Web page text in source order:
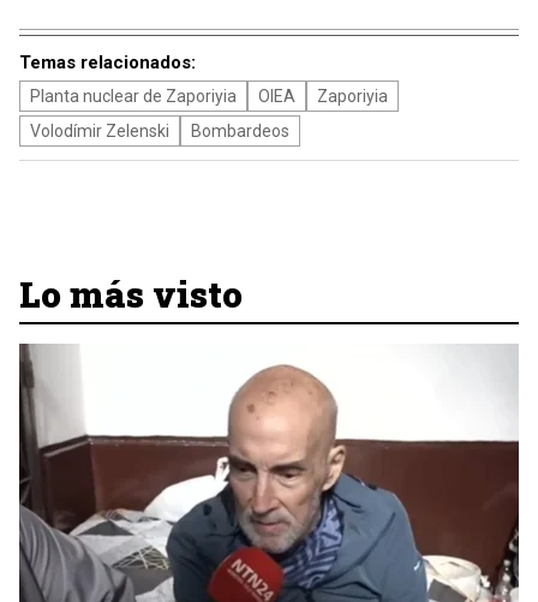
Temas relacionados:
Planta nuclear de Zaporiyia OIEA
Zaporiyia
Volodímir Zelenski
Bombardeos
Lo más visto